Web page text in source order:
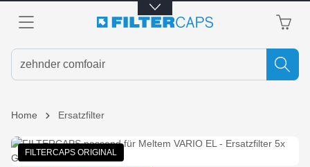
springen
Home Ersatzfilter
FILTERCAPS ORIGINAL
Bildergalerie überspringen